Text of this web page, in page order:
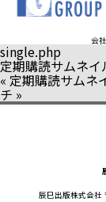
会
single.php
定期購読サムネ
« 定期購読サムネ
チ »
辰巳出版株式会社